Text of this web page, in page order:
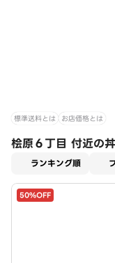
標準送料とは お店価格とは
桧原６丁目 付近の丼
ランキング順
50%OFF